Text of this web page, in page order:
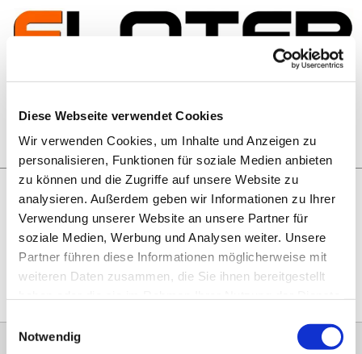
Diese Webseite verwendet Cookies
Wir verwenden Cookies, um Inhalte und Anzeigen zu
personalisieren, Funktionen für soziale Medien anbieten
zu können und die Zugriffe auf unsere Website zu
analysieren. Außerdem geben wir Informationen zu Ihrer
Verwendung unserer Website an unsere Partner für
soziale Medien, Werbung und Analysen weiter. Unsere
Partner führen diese Informationen möglicherweise mit
weiteren Daten zusammen, die Sie ihnen bereitgestellt
Einwilligungsauswahl
Notwendig
Zum Inhalt springen
Artikelsuche
Rechtliches
Hier geht es zu unserenAGB , zumWiderrufsrecht, zum
Impressum und zu unseremDatenschutz.